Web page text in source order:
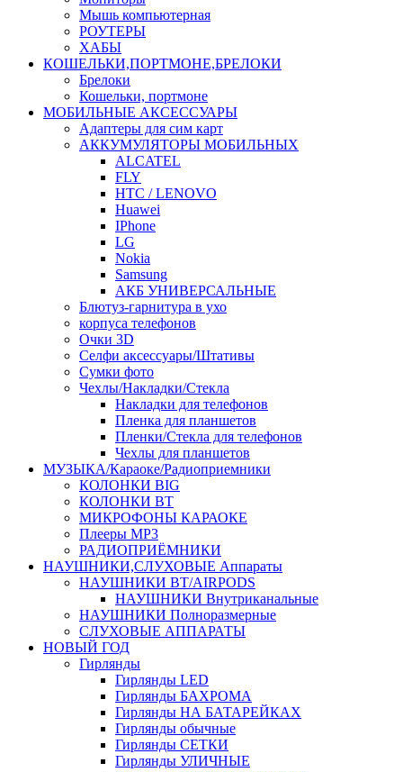
Мышь компьютерная
РОУТЕРЫ
ХАБЫ
КОШЕЛЬКИ,ПОРТМОНЕ,БРЕЛОКИ
Брелоки
Кошельки, портмоне
МОБИЛЬНЫЕ АКСЕССУАРЫ
Адаптеры для сим карт
АККУМУЛЯТОРЫ МОБИЛЬНЫХ
ALCATEL
FLY
HTC / LENOVO
Huawei
IPhone
LG
Nokia
Samsung
АКБ УНИВЕРСАЛЬНЫЕ
Блютуз-гарнитура в ухо
корпуса телефонов
Очки 3D
Селфи аксессуары/Штативы
Сумки фото
Чехлы/Накладки/Стекла
Накладки для телефонов
Пленка для планшетов
Пленки/Стекла для телефонов
Чехлы для планшетов
МУЗЫКА/Караоке/Радиоприемники
КОЛОНКИ BIG
КОЛОНКИ BT
МИКРОФОНЫ КАРАОКЕ
Плееры MP3
РАДИОПРИЁМНИКИ
НАУШНИКИ,СЛУХОВЫЕ Аппараты
НАУШНИКИ BT/AIRPODS
НАУШНИКИ Внутриканальные
НАУШНИКИ Полноразмерные
СЛУХОВЫЕ АППАРАТЫ
НОВЫЙ ГОД
Гирлянды
Гирлянды LED
Гирлянды БАХРОМА
Гирлянды НА БАТАРЕЙКАХ
Гирлянды обычные
Гирлянды СЕТКИ
Гирлянды УЛИЧНЫЕ